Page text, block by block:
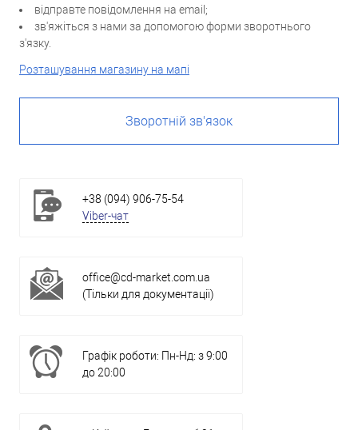
відправте повідомлення на email;
зв'яжіться з нами за допомогою форми зворотнього
з'язку.
Розташування магазину на мапі
Зворотній зв'язок
+38 (094) 906-75-54
Viber-чат
office@cd-market.com.ua
(Тільки для документації)
Графік роботи: Пн-Нд: з 9:00
до 20:00